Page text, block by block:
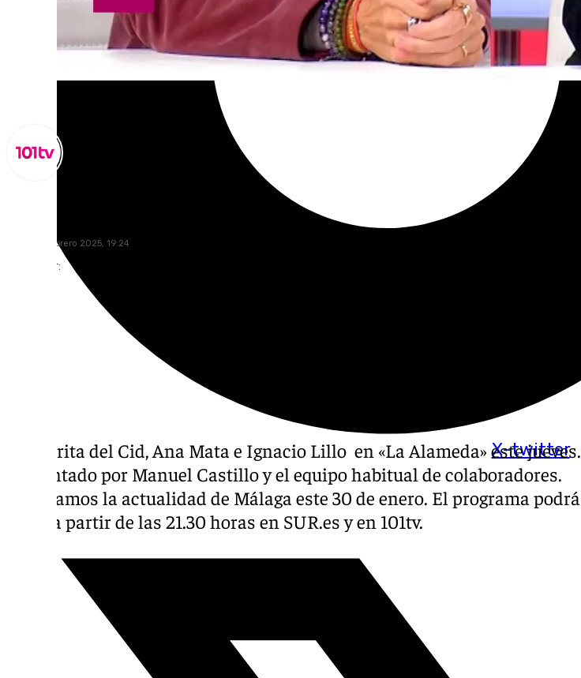
X-twitter
jueves, 6 febrero 2025, 19:24
Compartir:
Margarita del Cid, Ana Mata e Ignacio Lillo en «La Alameda» este jueves.
Presentado por Manuel Castillo y el equipo habitual de colaboradores.
Repasamos la actualidad de Málaga este 30 de enero. El programa podrá
verse a partir de las 21.30 horas en SUR.es y en 101tv.